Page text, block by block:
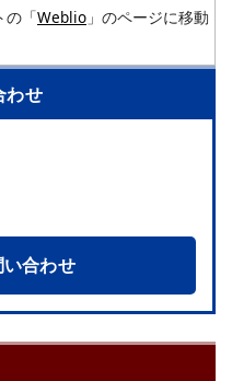
の「Weblio 」のページに移動
わせ
合わせ